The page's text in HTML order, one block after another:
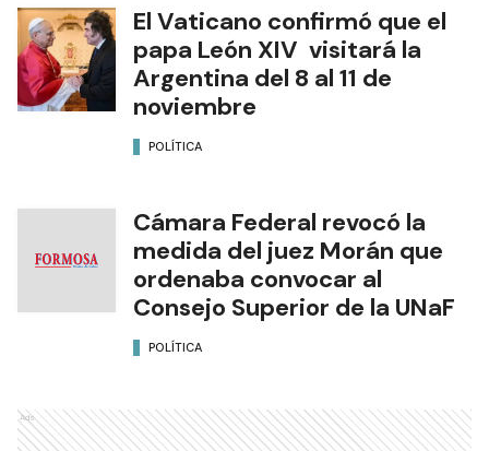
El Vaticano confirmó que el
papa León XIV visitará la
Argentina del 8 al 11 de
noviembre
POLÍTICA
Cámara Federal revocó la
medida del juez Morán que
ordenaba convocar al
Consejo Superior de la UNaF
POLÍTICA
Ads